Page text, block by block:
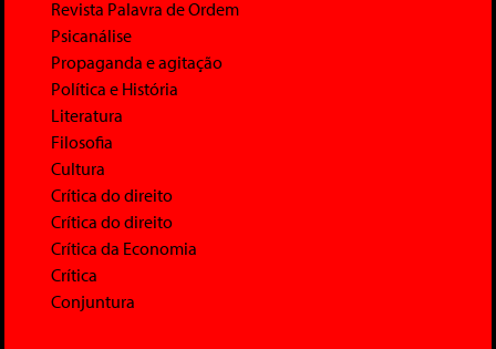
Revista Palavra de Ordem
Psicanálise
Propaganda e agitação
Política e História
Literatura
Filosofia
Cultura
Crítica do direito
Crítica do direito
Crítica da Economia
Crítica
Conjuntura